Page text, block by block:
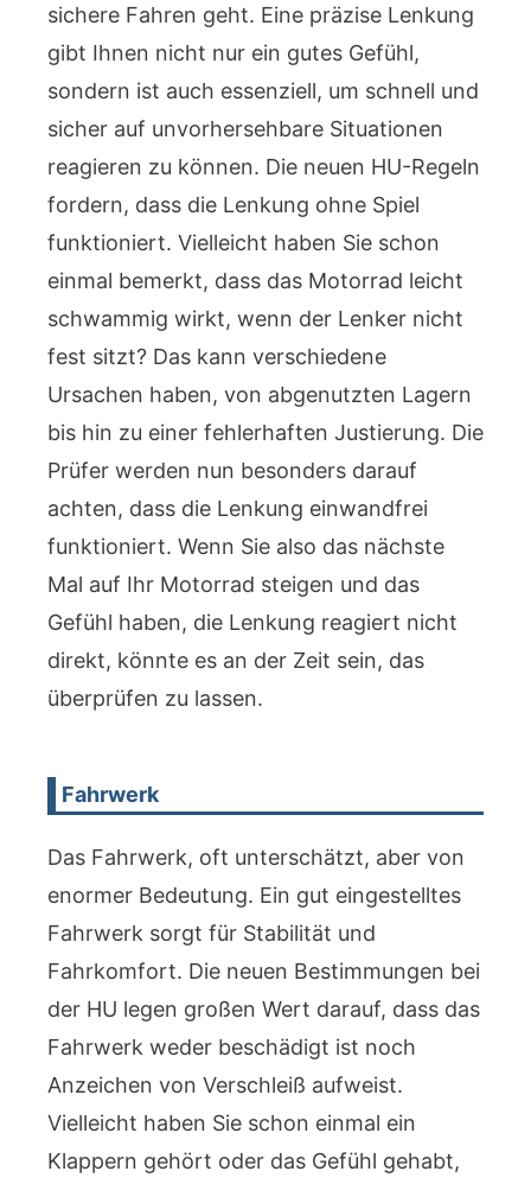
sichere Fahren geht. Eine präzise Lenkung
gibt Ihnen nicht nur ein gutes Gefühl,
sondern ist auch essenziell, um schnell und
sicher auf unvorhersehbare Situationen
reagieren zu können. Die neuen HU-Regeln
fordern, dass die Lenkung ohne Spiel
funktioniert. Vielleicht haben Sie schon
einmal bemerkt, dass das Motorrad leicht
schwammig wirkt, wenn der Lenker nicht
fest sitzt? Das kann verschiedene
Ursachen haben, von abgenutzten Lagern
bis hin zu einer fehlerhaften Justierung. Die
Prüfer werden nun besonders darauf
achten, dass die Lenkung einwandfrei
funktioniert. Wenn Sie also das nächste
Mal auf Ihr Motorrad steigen und das
Gefühl haben, die Lenkung reagiert nicht
direkt, könnte es an der Zeit sein, das
überprüfen zu lassen.
Fahrwerk
Das Fahrwerk, oft unterschätzt, aber von
enormer Bedeutung. Ein gut eingestelltes
Fahrwerk sorgt für Stabilität und
Fahrkomfort. Die neuen Bestimmungen bei
der HU legen großen Wert darauf, dass das
Fahrwerk weder beschädigt ist noch
Anzeichen von Verschleiß aufweist.
Vielleicht haben Sie schon einmal ein
Klappern gehört oder das Gefühl gehabt,